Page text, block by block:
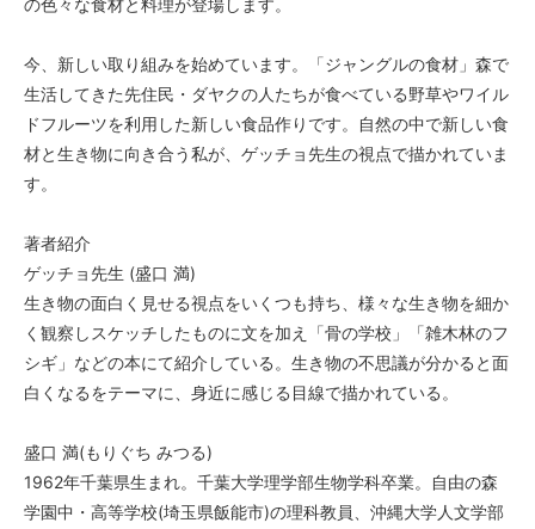
今、新しい取り組みを始めています。「ジャングルの食材」森で
生活してきた先住民・ダヤクの人たちが食べている野草やワイル
ドフルーツを利用した新しい食品作りです。自然の中で新しい食
材と生き物に向き合う私が、ゲッチョ先生の視点で描かれていま
す。
著者紹介
ゲッチョ先生 (盛口 満)
生き物の面白く見せる視点をいくつも持ち、様々な生き物を細か
く観察しスケッチしたものに文を加え「骨の学校」「雑木林のフ
シギ」などの本にて紹介している。生き物の不思議が分かると面
白くなるをテーマに、身近に感じる目線で描かれている。
盛口 満(もりぐち みつる)
1962年千葉県生まれ。千葉大学理学部生物学科卒業。自由の森
学園中・高等学校(埼玉県飯能市)の理科教員、沖縄大学人文学部